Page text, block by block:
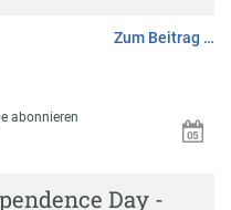
Zum Beitrag …
abonnieren
Day -